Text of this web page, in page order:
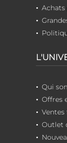
Achats
Qui
Offres
Ventes
Outlet